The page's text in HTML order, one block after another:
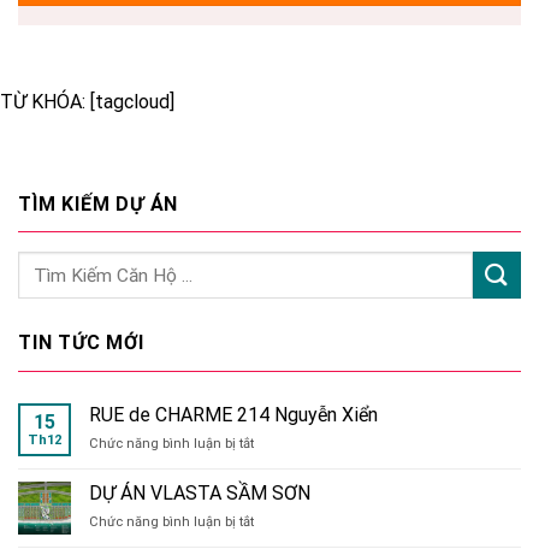
TỪ KHÓA: [tagcloud]
TÌM KIẾM DỰ ÁN
TIN TỨC MỚI
15
Th12
RUE de CHARME 214 Nguyễn Xiển
Chức năng bình luận bị tắtở
de
CHARME
214
DỰ ÁN VLASTA SẦM SƠN
Chức năng bình luận bị tắtở